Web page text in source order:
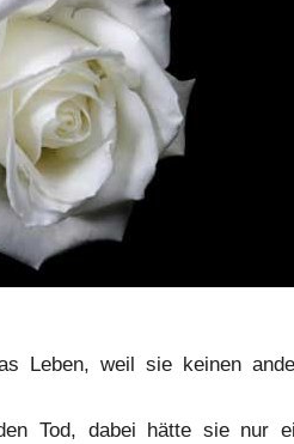
Leben, weil sie keinen
Tod, dabei hätte sie nur